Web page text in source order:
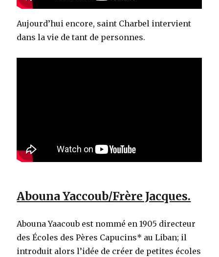
Aujourd’hui encore, saint Charbel intervient
dans la vie de tant de personnes.
Abouna Yaccoub/Frère Jacques.
Abouna Yaacoub est nommé en 1905 directeur
des Écoles des Pères Capucins* au Liban; il
introduit alors l’idée de créer de petites écoles